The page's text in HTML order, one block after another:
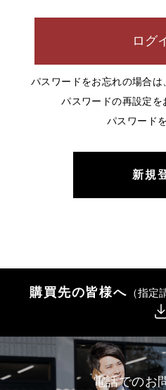
パスワードをお忘れの場合は
パスワードの再設定を
パスワード
新規
購買先の皆様へ （指定
電話でのお